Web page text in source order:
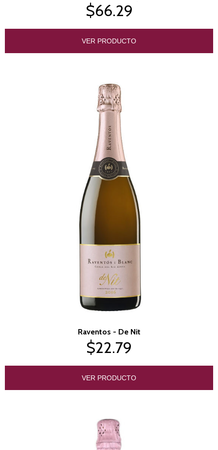
$66.29
VER PRODUCTO
Raventos - De Nit
$22.79
VER PRODUCTO